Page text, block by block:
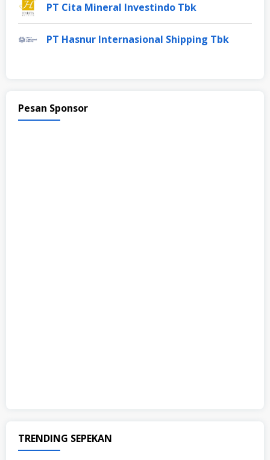
PT Cita Mineral Investindo Tbk
PT Hasnur Internasional Shipping Tbk
Pesan Sponsor
TRENDING SEPEKAN